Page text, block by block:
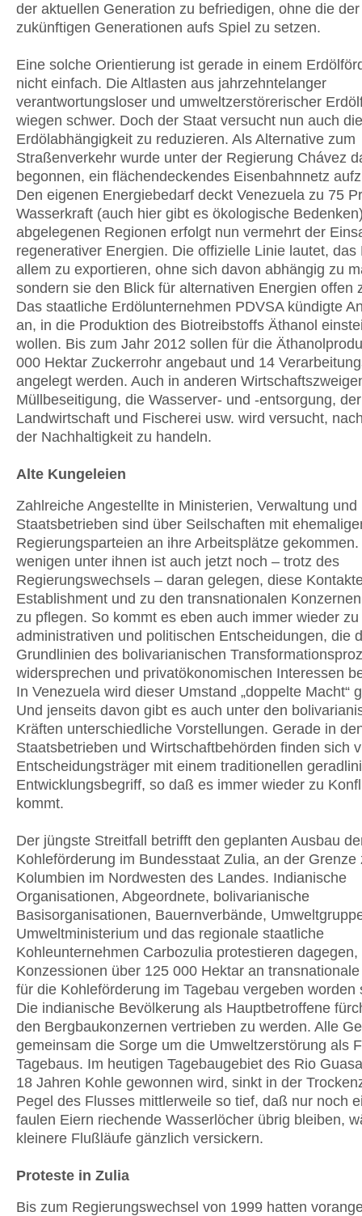
der aktuellen Generation zu befriedigen, ohne die der
zukünftigen Generationen aufs Spiel zu setzen.
Eine solche Orientierung ist gerade in einem
nicht einfach. Die Altlasten aus jahrzehntelanger
verantwortungsloser und umweltzerstörerischer
wiegen schwer. Doch der Staat versucht nun auch die
Erdölabhängigkeit zu reduzieren. Als Alternative zum
Straßenverkehr wurde unter der Regierung Chávez
begonnen, ein flächendeckendes Eisenbahnnetz
Den eigenen Energiebedarf deckt Venezuela zu 75
Wasserkraft (auch hier gibt es ökologische
abgelegenen Regionen erfolgt nun vermehrt der
regenerativer Energien. Die offizielle Linie lautet, das
allem zu exportieren, ohne sich davon abhängig zu
sondern sie den Blick für alternativen Energien offen
Das staatliche Erdölunternehmen PDVSA kündigte
an, in die Produktion des Biotreibstoffs Äthanol
wollen. Bis zum Jahr 2012 sollen für die
000 Hektar Zuckerrohr angebaut und 14
angelegt werden. Auch in anderen
Müllbeseitigung, die Wasserver- und -entsorgung, der
Landwirtschaft und Fischerei usw. wird versucht,
der Nachhaltigkeit zu handeln.
Alte Kungeleien
Zahlreiche Angestellte in Ministerien, Verwaltung und
Staatsbetrieben sind über Seilschaften mit
Regierungsparteien an ihre Arbeitsplätze
wenigen unter ihnen ist auch jetzt noch – trotz des
Regierungswechsels – daran gelegen, diese
Establishment und zu den transnationalen
zu pflegen. So kommt es eben auch immer wieder zu
administrativen und politischen Entscheidungen, die
Grundlinien des bolivarianischen
widersprechen und privatökonomischen Interessen
In Venezuela wird dieser Umstand „doppelte Macht“
Und jenseits davon gibt es auch unter den
Kräften unterschiedliche Vorstellungen. Gerade in
Staatsbetrieben und Wirtschaftbehörden finden sich
Entscheidungsträger mit einem traditionellen
Entwicklungsbegriff, so daß es immer wieder zu
kommt.
Der jüngste Streitfall betrifft den geplanten Ausbau
Kohleförderung im Bundesstaat Zulia, an der Grenze
Kolumbien im Nordwesten des Landes. Indianische
Organisationen, Abgeordnete, bolivarianische
Basisorganisationen, Bauernverbände,
Umweltministerium und das regionale staatliche
Kohleunternehmen Carbozulia protestieren
Konzessionen über 125 000 Hektar an
für die Kohleförderung im Tagebau vergeben worden
Die indianische Bevölkerung als Hauptbetroffene
den Bergbaukonzernen vertrieben zu werden. Alle
gemeinsam die Sorge um die Umweltzerstörung als
Tagebaus. Im heutigen Tagebaugebiet des Rio
18 Jahren Kohle gewonnen wird, sinkt in der
Pegel des Flusses mittlerweile so tief, daß nur noch
faulen Eiern riechende Wasserlöcher übrig bleiben,
kleinere Flußläufe gänzlich versickern.
Proteste in Zulia
Bis zum Regierungswechsel von 1999 hatten